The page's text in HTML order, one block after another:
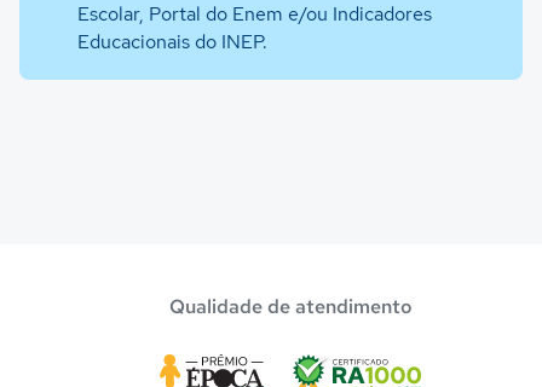
Escolar, Portal do Enem e/ou Indicadores
Educacionais do INEP.
Qualidade de atendimento